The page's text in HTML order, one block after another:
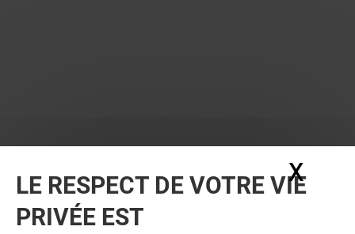
LE RESPECT DE VOTRE VIE
PRIVÉE EST
X